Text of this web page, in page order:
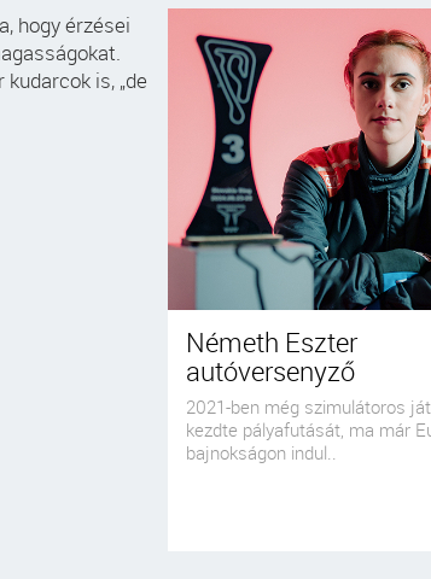
hogy érzései
is, „de
Németh Eszter
autóversenyző
2021-ben még szimulátoros
kezdte pályafutását, ma már
bajnokságon indul..